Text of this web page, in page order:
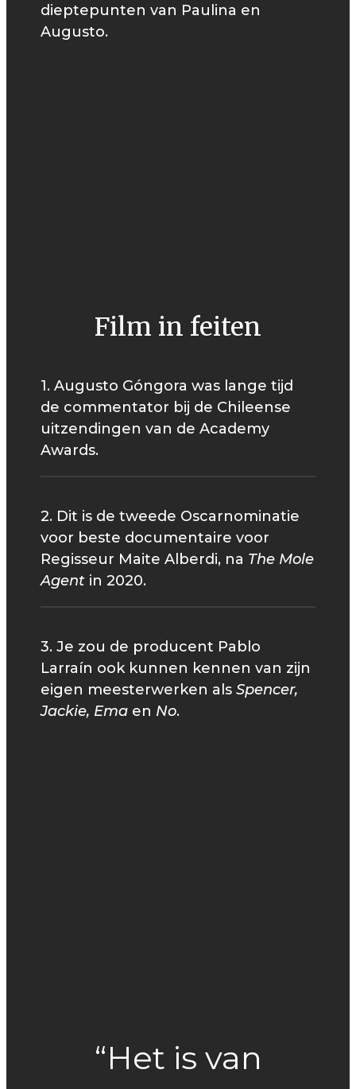
dieptepunten van Paulina en
Augusto.
Film in feiten
1. Augusto Góngora was lange tijd
de commentator bij de Chileense
uitzendingen van de Academy
Awards.
2. Dit is de tweede Oscarnominatie
voor beste documentaire voor
Regisseur Maite Alberdi, na The Mole
Agent in 2020.
3. Je zou de producent Pablo
Larraín ook kunnen kennen van zijn
eigen meesterwerken alsSpencer,
Jackie, Ema en No.
“Het is van